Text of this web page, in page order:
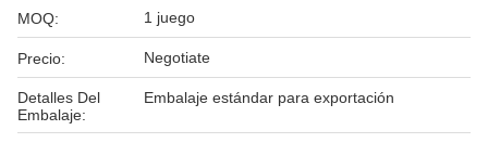
MOQ: 1 juego
Precio: Negotiate
Detalles Del
Embalaje:
Embalaje estándar para exportación